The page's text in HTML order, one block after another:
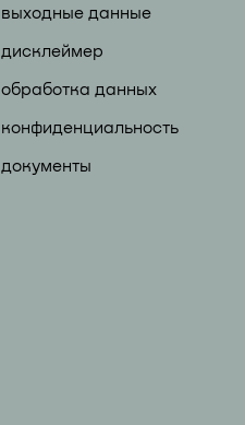
выходные данные
дисклеймер
обработка данных
конфиденциальность
документы